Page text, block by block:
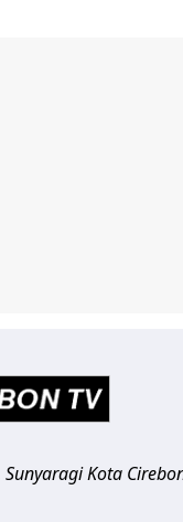
SunyaragiKota